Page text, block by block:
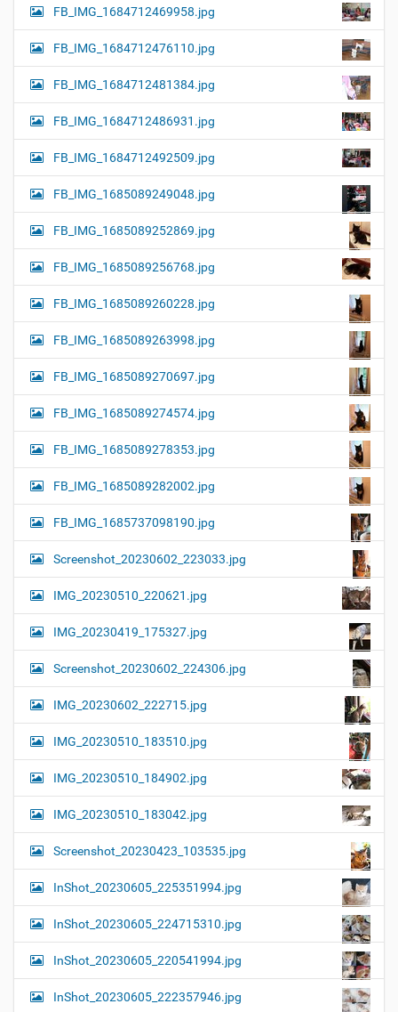
FB_IMG_1684712469958.jpg
FB_IMG_1684712476110.jpg
FB_IMG_1684712481384.jpg
FB_IMG_1684712486931.jpg
FB_IMG_1684712492509.jpg
FB_IMG_1685089249048.jpg
FB_IMG_1685089252869.jpg
FB_IMG_1685089256768.jpg
FB_IMG_1685089260228.jpg
FB_IMG_1685089263998.jpg
FB_IMG_1685089270697.jpg
FB_IMG_1685089274574.jpg
FB_IMG_1685089278353.jpg
FB_IMG_1685089282002.jpg
FB_IMG_1685737098190.jpg
Screenshot_20230602_223033.jpg
IMG_20230510_220621.jpg
IMG_20230419_175327.jpg
Screenshot_20230602_224306.jpg
IMG_20230602_222715.jpg
IMG_20230510_183510.jpg
IMG_20230510_184902.jpg
IMG_20230510_183042.jpg
Screenshot_20230423_103535.jpg
InShot_20230605_225351994.jpg
InShot_20230605_224715310.jpg
InShot_20230605_220541994.jpg
InShot_20230605_222357946.jpg